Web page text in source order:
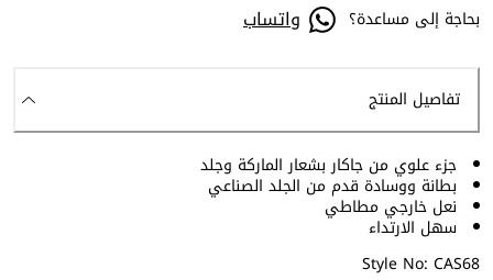
بحاجة إلى مساعدة؟ واتساب
تفاصيل المنتج
جزء علوي من جاكار بشعار الماركة وجلد
بطانة ووسادة قدم من الجلد الصناعي
نعل خارجي مطاطي
سهل الارتداء
Style No: CAS68